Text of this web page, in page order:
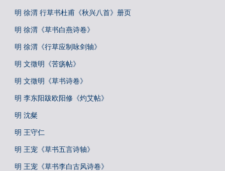
明 徐渭 行草书杜甫《秋兴八首》册页
明 徐渭《草书白燕诗卷》
明 徐渭《行草应制咏剑轴》
明 文徵明《苦疡帖》
明 文徵明《草书诗卷》
明 李东阳跋欧阳修《灼艾帖》
明 沈粲
明 王守仁
明 王宠《草书五言诗轴》
明 王宠《草书李白古风诗卷》